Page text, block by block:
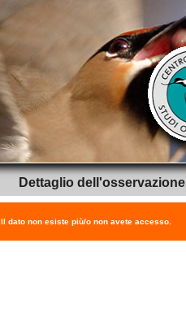
Dettaglio dell'osservazione
Il dato non esiste più/o non avete accesso.